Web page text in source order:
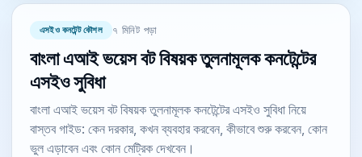
এসইও কনটেন্ট কৌশল ৭ মিনিট পড়া
বাংলা এআই ভয়েস বট বিষয়ক তুলনামূলক কনটেন্টের
এসইও সুবিধা
বাংলা এআই ভয়েস বট বিষয়ক তুলনামূলক কনটেন্টের এসইও সুবিধা নিয়ে
বাস্তব গাইড: কেন দরকার, কখন ব্যবহার করবেন, কীভাবে শুরু করবেন, কোন
ভুল এড়াবেন এবং কোন মেট্রিক দেখবেন।